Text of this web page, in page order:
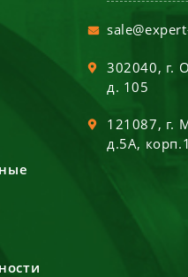
302040, г.
д. 105
121087, г.
д.5А,